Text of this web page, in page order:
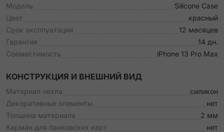
Модель
Silicone Case
Цвет
красный
Срок эксплуатации
12 месяцев
Гарантия
14 дн.
Совместимость
iPhone 13 Pro Max
КОНСТРУКЦИЯ И ВНЕШНИЙ ВИД
Материал чехла
силикон
Декоративные элементы
нет
Толщина материала
2 мм
Карман для банковских карт
нет